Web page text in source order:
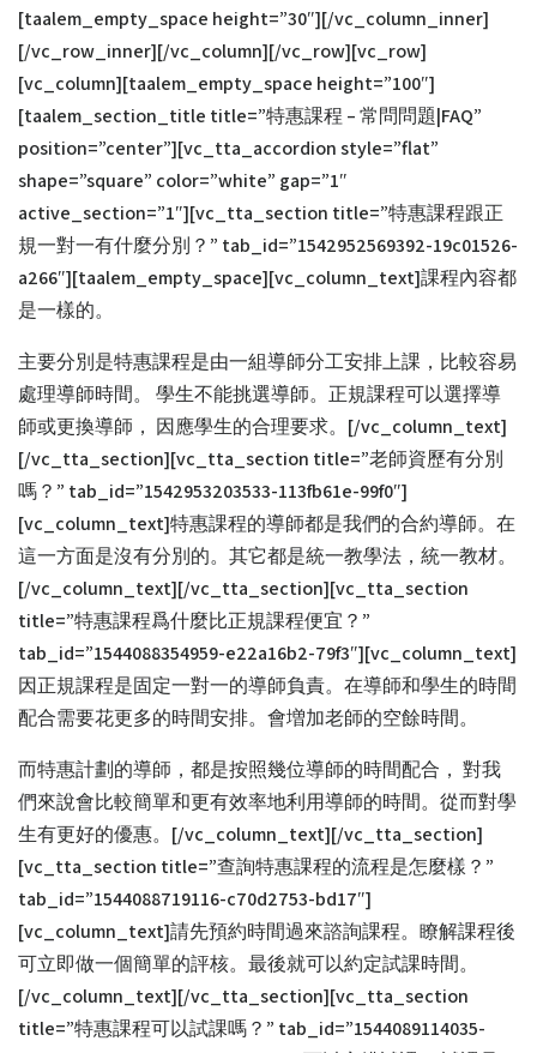
[taalem_empty_space height=”30″][/vc_column_inner]
[/vc_row_inner][/vc_column][/vc_row][vc_row]
[vc_column][taalem_empty_space height=”100″]
[taalem_section_title title=”特惠課程 – 常問問題|FAQ”
position=”center”][vc_tta_accordion style=”flat”
shape=”square” color=”white” gap=”1″
active_section=”1″][vc_tta_section title=”特惠課程跟正
規一對一有什麼分別？” tab_id=”1542952569392-19c01526-
a266″][taalem_empty_space][vc_column_text]課程內容都
是一樣的。
主要分別是特惠課程是由一組導師分工安排上課，比較容易
處理導師時間。 學生不能挑選導師。正規課程可以選擇導
師或更換導師， 因應學生的合理要求。[/vc_column_text]
[/vc_tta_section][vc_tta_section title=”老師資歷有分別
嗎？” tab_id=”1542953203533-113fb61e-99f0″]
[vc_column_text]特惠課程的導師都是我們的合約導師。在
這一方面是沒有分別的。其它都是統一教學法，統一教材。
[/vc_column_text][/vc_tta_section][vc_tta_section
title=”特惠課程爲什麼比正規課程便宜？”
tab_id=”1544088354959-e22a16b2-79f3″][vc_column_text]
因正規課程是固定一對一的導師負責。在導師和學生的時間
配合需要花更多的時間安排。會増加老師的空餘時間。
而特惠計劃的導師，都是按照幾位導師的時間配合， 對我
們來說會比較簡單和更有效率地利用導師的時間。從而對學
生有更好的優惠。[/vc_column_text][/vc_tta_section]
[vc_tta_section title=”查詢特惠課程的流程是怎麼樣？”
tab_id=”1544088719116-c70d2753-bd17″]
[vc_column_text]請先預約時間過來諮詢課程。瞭解課程後
可立即做一個簡單的評核。最後就可以約定試課時間。
[/vc_column_text][/vc_tta_section][vc_tta_section
title=”特惠課程可以試課嗎？” tab_id=”1544089114035-